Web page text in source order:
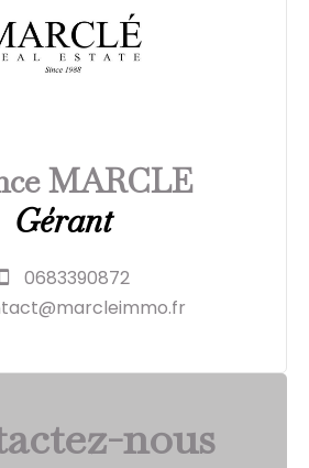
MARCLE
Gérant
0683390872
nous